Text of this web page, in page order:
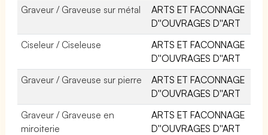
Graveur / Graveuse sur métal
ARTS ET FACONNAGE
D''OUVRAGES D''ART
Ciseleur / Ciseleuse
ARTS ET FACONNAGE
D''OUVRAGES D''ART
Graveur / Graveuse sur pierre
ARTS ET FACONNAGE
D''OUVRAGES D''ART
Graveur / Graveuse en
miroiterie
ARTS ET FACONNAGE
D''OUVRAGES D''ART